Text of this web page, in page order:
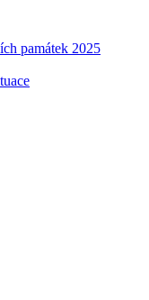
památek 2025